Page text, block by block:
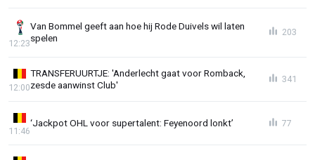
Van Bommel geeft aan hoe hij Rode Duivels wil laten
spelen
12:23
203
TRANSFERUURTJE: 'Anderlecht gaat voor Romback,
zesde aanwinst Club'
12:00
341
‘Jackpot OHL voor supertalent: Feyenoord lonkt’
11:46
77